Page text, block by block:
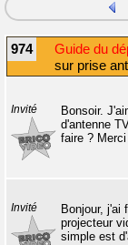
974 Guide du
sur prise
Invité
Bonsoir.
d'antenne
faire ?
Invité
Bonjour, j'ai
projecteur
simple est